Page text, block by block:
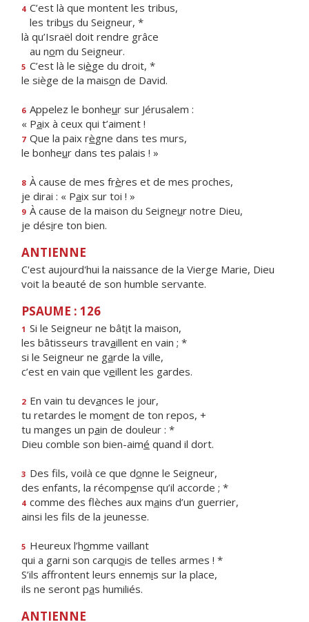
4 C’est là que montent les tribus,
les tribus du Seigneur, *
là qu’Israël doit rendre grâce
au nom du Seigneur.
5 C’est là le siège du droit, *
le siège de la maison de David.
6 Appelez le bonheur sur Jérusalem :
« Paix à ceux qui t’aiment !
7 Que la paix règne dans tes murs,
le bonheur dans tes palais ! »
8 À cause de mes frères et de mes proches,
je dirai : « Paix sur toi ! »
9 À cause de la maison du Seigneur notre Dieu,
je désire ton bien.
ANTIENNE
C'est aujourd'hui la naissance de la Vierge Marie, Dieu
voit la beauté de son humble servante.
PSAUME : 126
1 Si le Seigneur ne bâtit la maison,
les bâtisseurs travaillent en vain ; *
si le Seigneur ne garde la ville,
c’est en vain que veillent les gardes.
2 En vain tu devances le jour,
tu retardes le moment de ton repos, +
tu manges un pain de douleur : *
Dieu comble son bien-aimé quand il dort.
3 Des fils, voilà ce que donne le Seigneur,
des enfants, la récompense qu’il accorde ; *
4 comme des flèches aux mains d’un guerrier,
ainsi les fls de la jeunesse.
5 Heureux l’homme vaillant
qui a garni son carquois de telles armes ! *
S’ils affrontent leurs ennemis sur la place,
ils ne seront pas humiliés.
ANTIENNE